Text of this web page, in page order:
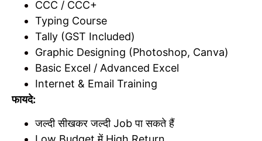
CCC / CCC+
Typing Course
Tally (GST Included)
Graphic Designing (Photoshop, Canva)
Basic Excel / Advanced Excel
Internet & Email Training
फायदे:
जल्दी सीखकर जल्दी Job पा सकते हैं